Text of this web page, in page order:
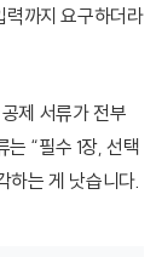
력까지 요구하더라
제 서류가 전부
“필수 1장, 선택
하는 게 낫습니다.